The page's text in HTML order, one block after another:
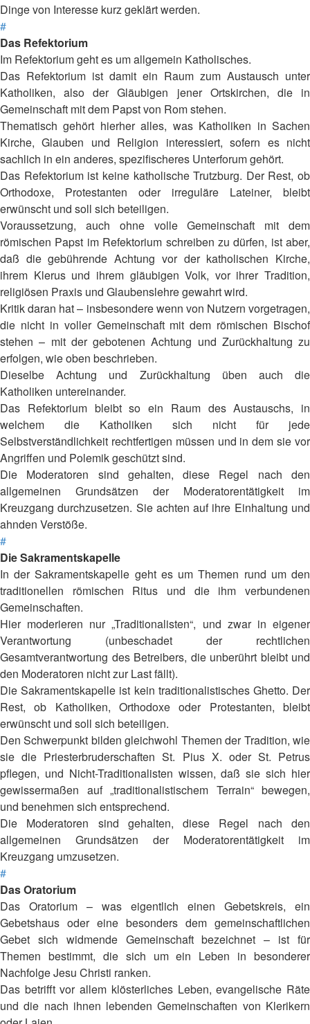
Dinge von Interesse kurz geklärt werden.
#
Das Refektorium
Im Refektorium geht es um allgemein Katholisches.
Das Refektorium ist damit ein Raum zum Austausch unter
Katholiken, also der Gläubigen jener Ortskirchen, die in
Gemeinschaft mit dem Papst von Rom stehen.
Thematisch gehört hierher alles, was Katholiken in Sachen
Kirche, Glauben und Religion interessiert, sofern es nicht
sachlich in ein anderes, spezifischeres Unterforum gehört.
Das Refektorium ist keine katholische Trutzburg. Der Rest, ob
Orthodoxe, Protestanten oder irreguläre Lateiner, bleibt
erwünscht und soll sich beteiligen.
Voraussetzung, auch ohne volle Gemeinschaft mit dem
römischen Papst im Refektorium schreiben zu dürfen, ist aber,
daß die gebührende Achtung vor der katholischen Kirche,
ihrem Klerus und ihrem gläubigen Volk, vor ihrer Tradition,
religiösen Praxis und Glaubenslehre gewahrt wird.
Kritik daran hat – insbesondere wenn von Nutzern vorgetragen,
die nicht in voller Gemeinschaft mit dem römischen Bischof
stehen – mit der gebotenen Achtung und Zurückhaltung zu
erfolgen, wie oben beschrieben.
Dieselbe Achtung und Zurückhaltung üben auch die
Katholiken untereinander.
Das Refektorium bleibt so ein Raum des Austauschs, in
welchem die Katholiken sich nicht für jede
Selbstverständlichkeit rechtfertigen müssen und in dem sie vor
Angriffen und Polemik geschützt sind.
Die Moderatoren sind gehalten, diese Regel nach den
allgemeinen Grundsätzen der Moderatorentätigkeit im
Kreuzgang durchzusetzen. Sie achten auf ihre Einhaltung und
ahnden Verstöße.
#
Die Sakramentskapelle
In der Sakramentskapelle geht es um Themen rund um den
traditionellen römischen Ritus und die ihm verbundenen
Gemeinschaften.
Hier moderieren nur „Traditionalisten“, und zwar in eigener
Verantwortung (unbeschadet der rechtlichen
Gesamtverantwortung des Betreibers, die unberührt bleibt und
den Moderatoren nicht zur Last fällt).
Die Sakramentskapelle ist kein traditionalistisches Ghetto. Der
Rest, ob Katholiken, Orthodoxe oder Protestanten, bleibt
erwünscht und soll sich beteiligen.
Den Schwerpunkt bilden gleichwohl Themen der Tradition, wie
sie die Priesterbruderschaften St. Pius X. oder St. Petrus
pflegen, und Nicht-Traditionalisten wissen, daß sie sich hier
gewissermaßen auf „traditionalistischem Terrain“ bewegen,
und benehmen sich entsprechend.
Die Moderatoren sind gehalten, diese Regel nach den
allgemeinen Grundsätzen der Moderatorentätigkeit im
Kreuzgang umzusetzen.
#
Das Oratorium
Das Oratorium – was eigentlich einen Gebetskreis, ein
Gebetshaus oder eine besonders dem gemeinschaftlichen
Gebet sich widmende Gemeinschaft bezeichnet – ist für
Themen bestimmt, die sich um ein Leben in besonderer
Nachfolge Jesu Christi ranken.
Das betrifft vor allem klösterliches Leben, evangelische Räte
und die nach ihnen lebenden Gemeinschaften von Klerikern